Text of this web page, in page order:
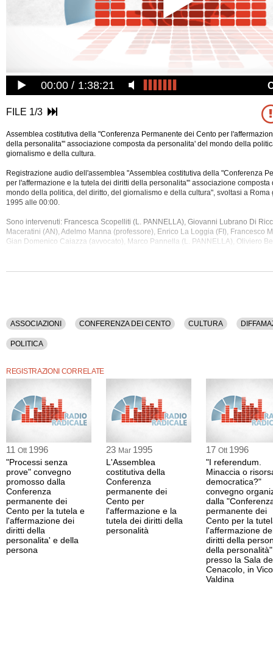
00:00 1:38:21
FILE 1/3
Assemblea costitutiva della "Conferenza Permanente dei Cento per
della personalita'" associazione composta da personalita' del mondo della
giornalismo e della cultura.
Registrazione audio dell'assemblea "Assemblea costitutiva della "Conferenza
per l'affermazione e la tutela dei diritti della personalita'" associazione composta
mondo della politica, del diritto, del giornalismo e della cultura", svoltasi a Roma
1995 alle 00:00.
Sono intervenuti: Francesca Scopelliti (L. PANNELLA), Giovanni Lubrano Di
Maceratini (AN), Adelmo Manna (professore), Enrico La Loggia (FI), Francesco
Gian Domenico Caiazza (avvocato), Marco Pannella (L. PANNELLA), Oliviero
PANNELLA), Alessandro Scarselli (CLUB PANNELLA), Andrea Bernaudo
Sono stati discussi i seguenti argomenti: Associazioni, Conferenza Dei Cento,
Diritto, Giornalisti, Giustizia, Informazione, Politica.
ASSOCIAZIONI CONFERENZA DEI CENTO CULTURA
POLITICA
REGISTRAZIONI CORRELATE
11 Ott 1996
"Processi senza
prove" convegno
promosso dalla
Conferenza
permanente dei
Cento per la tutela e
l'affermazione dei
diritti della
personalita' e della
persona
23 Mar 1995
L'Assemblea
costitutiva della
Conferenza
permanente dei
Cento per
l'affermazione e la
tutela dei diritti della
personalità
17 Ott 1996
"I referendum.
Minaccia o
democratica?"
convegno
dalla
permanente dei
Cento per la
l'affermazione
diritti della
della personalità"
presso la Sala
Cenacolo, in
Valdina